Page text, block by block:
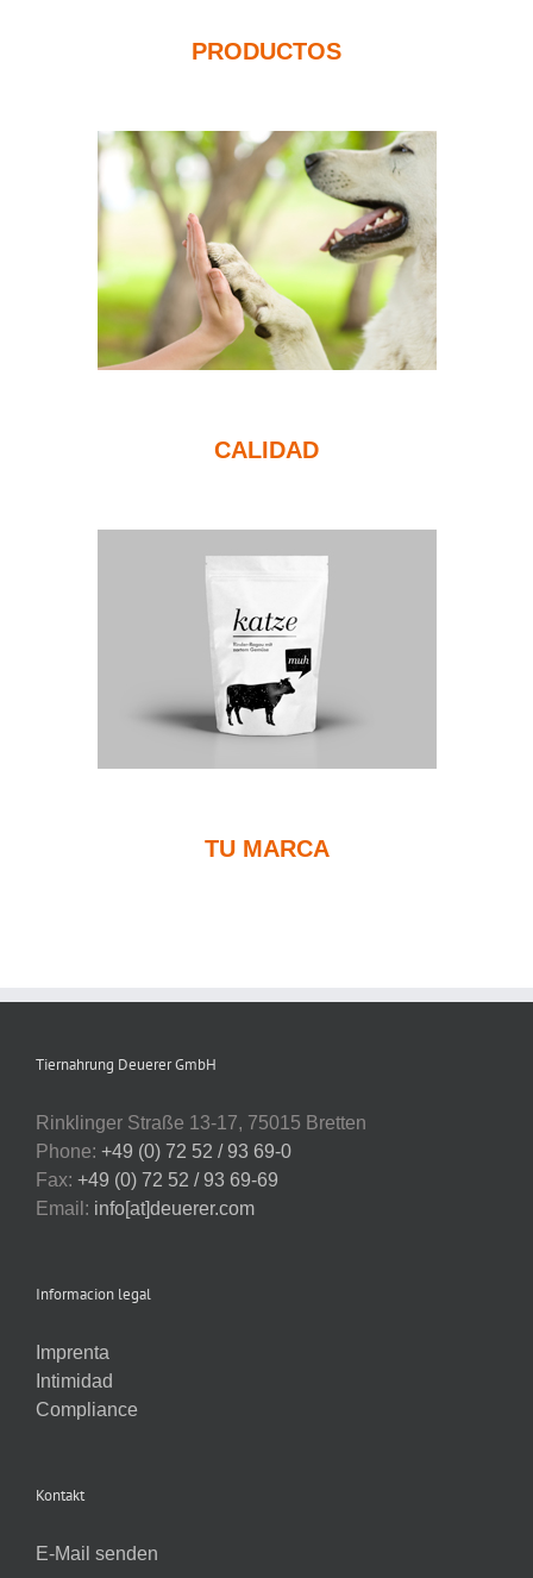
PRODUCTOS
CALIDAD
TU MARCA
Tiernahrung Deuerer GmbH
Rinklinger Straße 13-17, 75015 Bretten
Phone: +49 (0) 72 52 / 93 69-0
Fax: +49 (0) 72 52 / 93 69-69
Email: info[at]deuerer.com
Informacion legal
Imprenta
Intimidad
Compliance
Kontakt
E-Mail senden